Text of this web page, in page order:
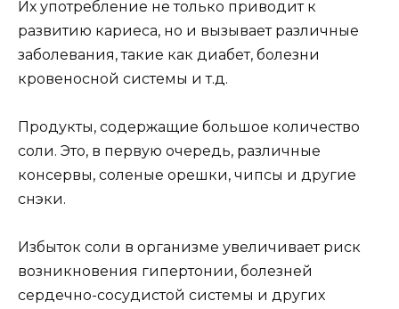
Их употребление не только приводит к
развитию кариеса, но и вызывает различные
заболевания, такие как диабет, болезни
кровеносной системы и т.д.
Продукты, содержащие большое количество
соли. Это, в первую очередь, различные
консервы, соленые орешки, чипсы и другие
снэки.
Избыток соли в организме увеличивает риск
возникновения гипертонии, болезней
сердечно-сосудистой системы и других